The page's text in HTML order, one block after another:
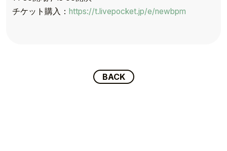
TOPICS
SCHEDULE
チケット購入： https://t.livepocket.jp/e/newbpm
BACK